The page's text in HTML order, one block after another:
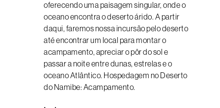
oferecendo uma paisagem singular, onde o
oceano encontra o deserto árido. A partir
daqui, faremos nossa incursão pelo deserto
até encontrar um local para montar o
acampamento, apreciar o pôr do sol e
passar a noite entre dunas, estrelas e o
oceano Atlântico. Hospedagem no Deserto
do Namibe: Acampamento.